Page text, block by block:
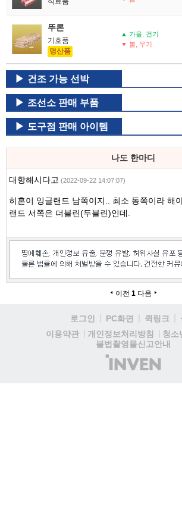
뚜론
기호품
명산품
▲ 가을, 건기
▼ 봄, 우기
건조 가능 선박
도구점 판매 아이템
조선소 판매 부품
나도 한마디
대항해시다고 (2022-09-22 14:07:07)
히혼이 잉글랜드 남쪽이지.. 최소 동쪽이라 해
랜드 서쪽은 더블린(두블린)인데.
이전 1 다음
로그인 PC화면 퀵링크
이용약관
개인정보처리방침
청소
불법촬영물신고안내
(주)
인